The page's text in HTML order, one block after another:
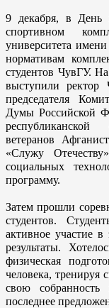
9 декабря, в День
спортивном
университета
нормативам
студентов ЧувГУ.
выступили ректор
председателя
Думы Российской
ветеранов
«Служу
социальных
программу.
Затем прошли
студентов.
активное участие
результаты.
физическая
человека, тренируя
свою
последнее